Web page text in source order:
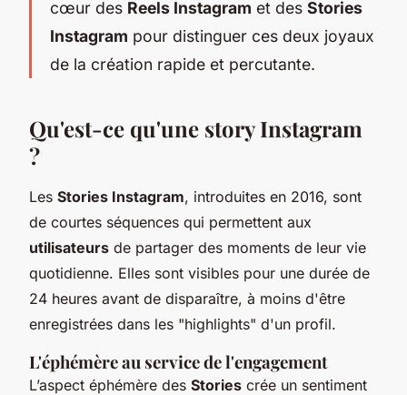
cœur des Reels Instagram et des Stories
Instagram pour distinguer ces deux joyaux
de la création rapide et percutante.
Qu'est-ce qu'une story Instagram
?
Les Stories Instagram, introduites en 2016, sont
de courtes séquences qui permettent aux
utilisateurs de partager des moments de leur vie
quotidienne. Elles sont visibles pour une durée de
24 heures avant de disparaître, à moins d'être
enregistrées dans les "highlights" d'un profil.
L'éphémère au service de l'engagement
L’aspect éphémère des Stories crée un sentiment